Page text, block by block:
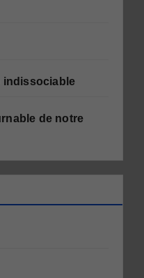
indissociable
de notre